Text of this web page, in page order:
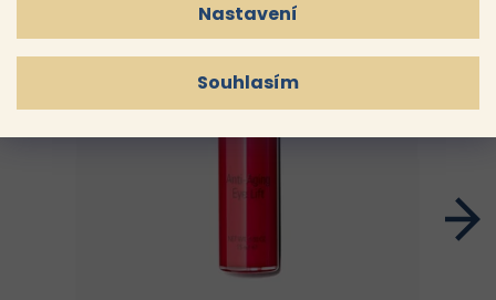
Nastavení
Souhlasím